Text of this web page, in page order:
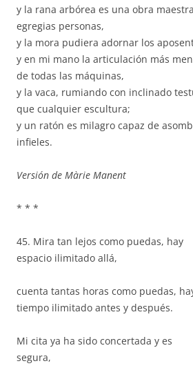
y la rana arbórea es una obra
egregias personas,
y la mora pudiera adornar los
y en mi mano la articulación más
de todas las máquinas,
y la vaca, rumiando con inclinado
que cualquier escultura;
y un ratón es milagro capaz de
infieles.
Versión de Màrie Manent
* * *
45. Mira tan lejos como puedas, hay
espacio ilimitado allá,
cuenta tantas horas como puedas,
tiempo ilimitado antes y después.
Mi cita ya ha sido concertada y es
segura,